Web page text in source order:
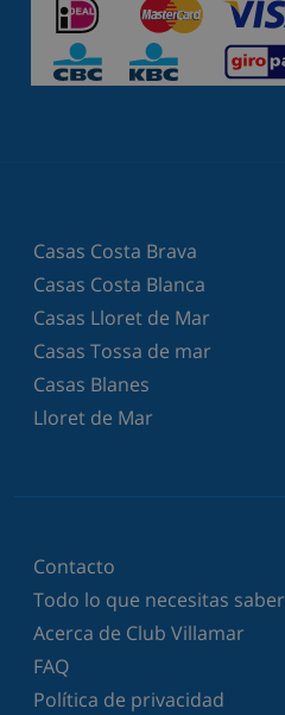
Casas Costa Brava
Casas Costa Blanca
Casas Lloret de Mar
Casas Tossa de mar
Casas Blanes
Lloret de Mar
Contacto
Todo lo que necesitas saber
Acerca de Club Villamar
FAQ
Política de privacidad